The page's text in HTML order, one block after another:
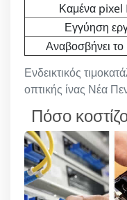
Ενδεικτικός
οπτικής ίνας Νέα
Καμένα pixel
Εγγύηση
Αναβοσβήνει
Πόσο